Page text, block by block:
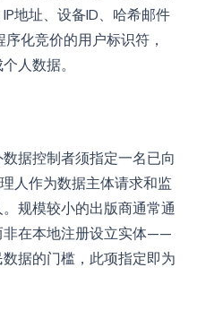
地址、设备ID、哈希邮件
化竞价的用户标识符，
人数据。
据控制者须指定一名已向
人作为数据主体请求和监
规模较小的出版商通常通
非在本地注册设立实体——
据的门槛，此项指定即为